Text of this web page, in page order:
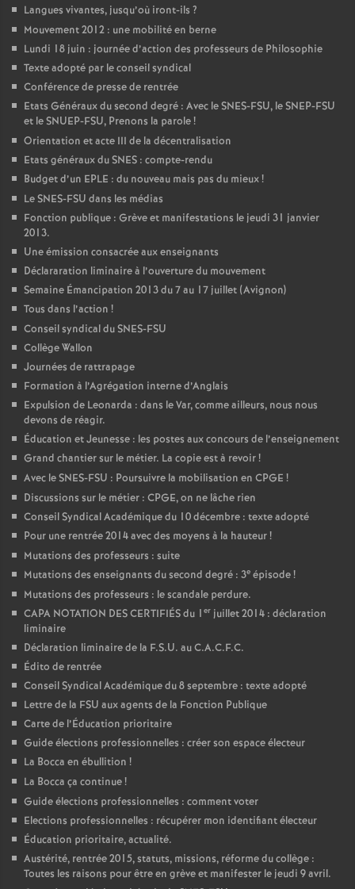
Langues vivantes, jusqu’où iront-ils ?
Mouvement 2012 : une mobilité en berne
Lundi 18 juin : journée d’action des professeurs de Philosophie
Texte adopté par le conseil syndical
Conférence de presse de rentrée
Etats Généraux du second degré : Avec le SNES-FSU, le SNEP-FSU
et le SNUEP-FSU, Prenons la parole!
Orientation et acte III de la décentralisation
Etats généraux du SNES : compte-rendu
Budget d’un EPLE : du nouveau mais pas du mieux!
Le SNES-FSU dans les médias
Fonction publique : Grève et manifestations le jeudi 31 janvier
2013.
Une émission consacrée aux enseignants
Déclararation liminaire à l’ouverture du mouvement
Semaine Émancipation 2013 du 7 au 17 juillet (Avignon)
Tous dans l’action !
Conseil syndical du SNES-FSU
Collège Wallon
Journées de rattrapage
Formation à l’Agrégation interne d’Anglais
Expulsion de Leonarda : dans le Var, comme ailleurs, nous nous
devons de réagir.
Éducation et Jeunesse : les postes aux concours de l’enseignement
Grand chantier sur le métier. La copie est à revoir!
Avec le SNES-FSU : Poursuivre la mobilisation en CPGE !
Discussions sur le métier : CPGE, on ne lâche rien
Conseil Syndical Académique du 10 décembre : texte adopté
Pour une rentrée 2014 avec des moyens à la hauteur!
Mutations des professeurs : suite
Mutations des enseignants du second degré : 3e épisode!
Mutations des professeurs : le scandale perdure.
CAPA NOTATION DES CERTIFIÉS du 1 er juillet 2014 : déclaration
liminaire
Déclaration liminaire de la F.S.U. au C.A.C.F.C.
Édito de rentrée
Conseil Syndical Académique du 8 septembre : texte adopté
Lettre de la FSU aux agents de la Fonction Publique
Carte de l’Éducation prioritaire
Guide élections professionnelles : créer son espace électeur
La Bocca en ébullition !
La Bocca ça continue!
Guide élections professionnelles : comment voter
Elections professionnelles : récupérer mon identifiant électeur
Éducation prioritaire, actualité.
Austérité, rentrée 2015, statuts, missions, réforme du collège :
Toutes les raisons pour être en grève et manifester le jeudi 9 avril.